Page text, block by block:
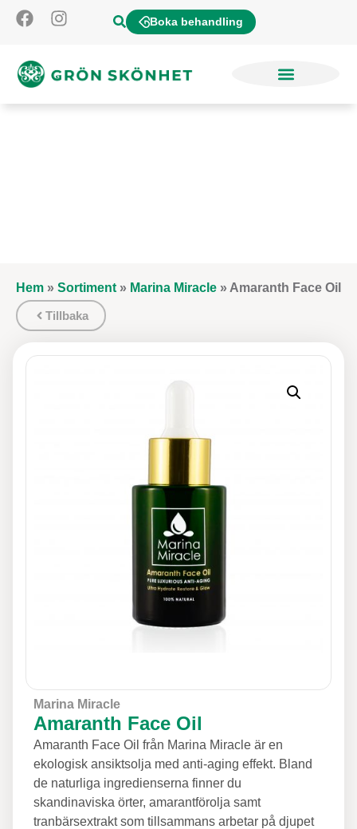
Boka behandling
Tillbaka
Hem » Sortiment » Marina Miracle » Amaranth Face Oil
Marina Miracle
Amaranth Face Oil
Amaranth Face Oil från Marina Miracle är en
ekologisk ansiktsolja med anti-aging effekt. Bland
de naturliga ingredienserna finner du
skandinaviska örter, amarantförolja samt
tranbärsextrakt som tillsammans arbetar på djupet